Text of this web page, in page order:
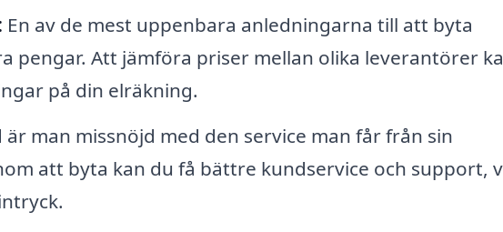
En av de mest uppenbara anledningarna till att byta
pengar. Att jämföra priser mellan olika leverantörer
på din elräkning.
är man missnöjd med den service man får från sin
att byta kan du få bättre kundservice och support,